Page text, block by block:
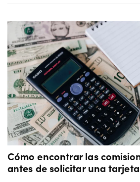
Cómo encontrar las
antes de solicitar una